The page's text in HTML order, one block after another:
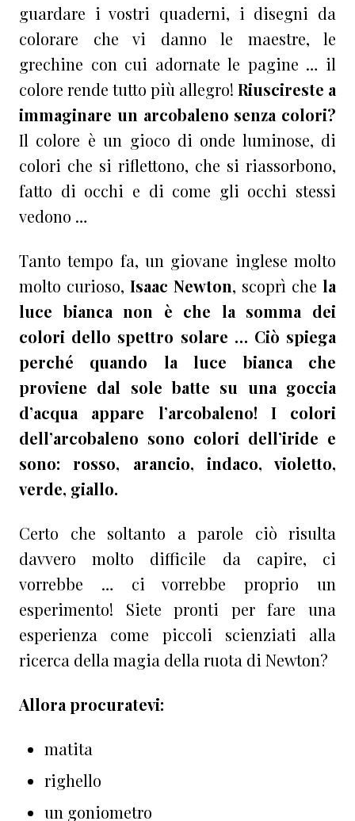
guardare i vostri quaderni, i disegni da
colorare che vi danno le maestre, le
grechine con cui adornate le pagine … il
colore rende tutto più allegro! Riuscireste a
immaginare un arcobaleno senza colori?
Il colore è un gioco di onde luminose, di
colori che si riflettono, che si riassorbono,
fatto di occhi e di come gli occhi stessi
vedono …
Tanto tempo fa, un giovane inglese molto
molto curioso, Isaac Newton, scoprì che la
luce bianca non è che la somma dei
colori dello spettro solare … Ciò spiega
perché quando la luce bianca che
proviene dal sole batte su una goccia
d’acqua appare l’arcobaleno! I colori
dell’arcobaleno sono colori dell’iride e
sono: rosso, arancio, indaco, violetto,
verde, giallo.
Certo che soltanto a parole ciò risulta
davvero molto difficile da capire, ci
vorrebbe … ci vorrebbe proprio un
esperimento! Siete pronti per fare una
esperienza come piccoli scienziati alla
ricerca della magia della ruota di Newton?
Allora procuratevi:
matita
righello
un goniometro